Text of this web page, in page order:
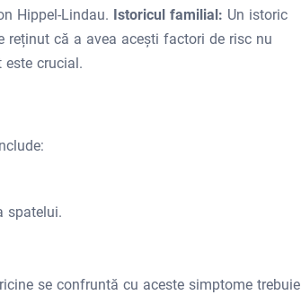
Hippel-Lindau. Istoricul familial: Un istoric
reținut că a avea acești factori de risc nu
este crucial.
spatelui.
se confruntă cu aceste simptome trebuie